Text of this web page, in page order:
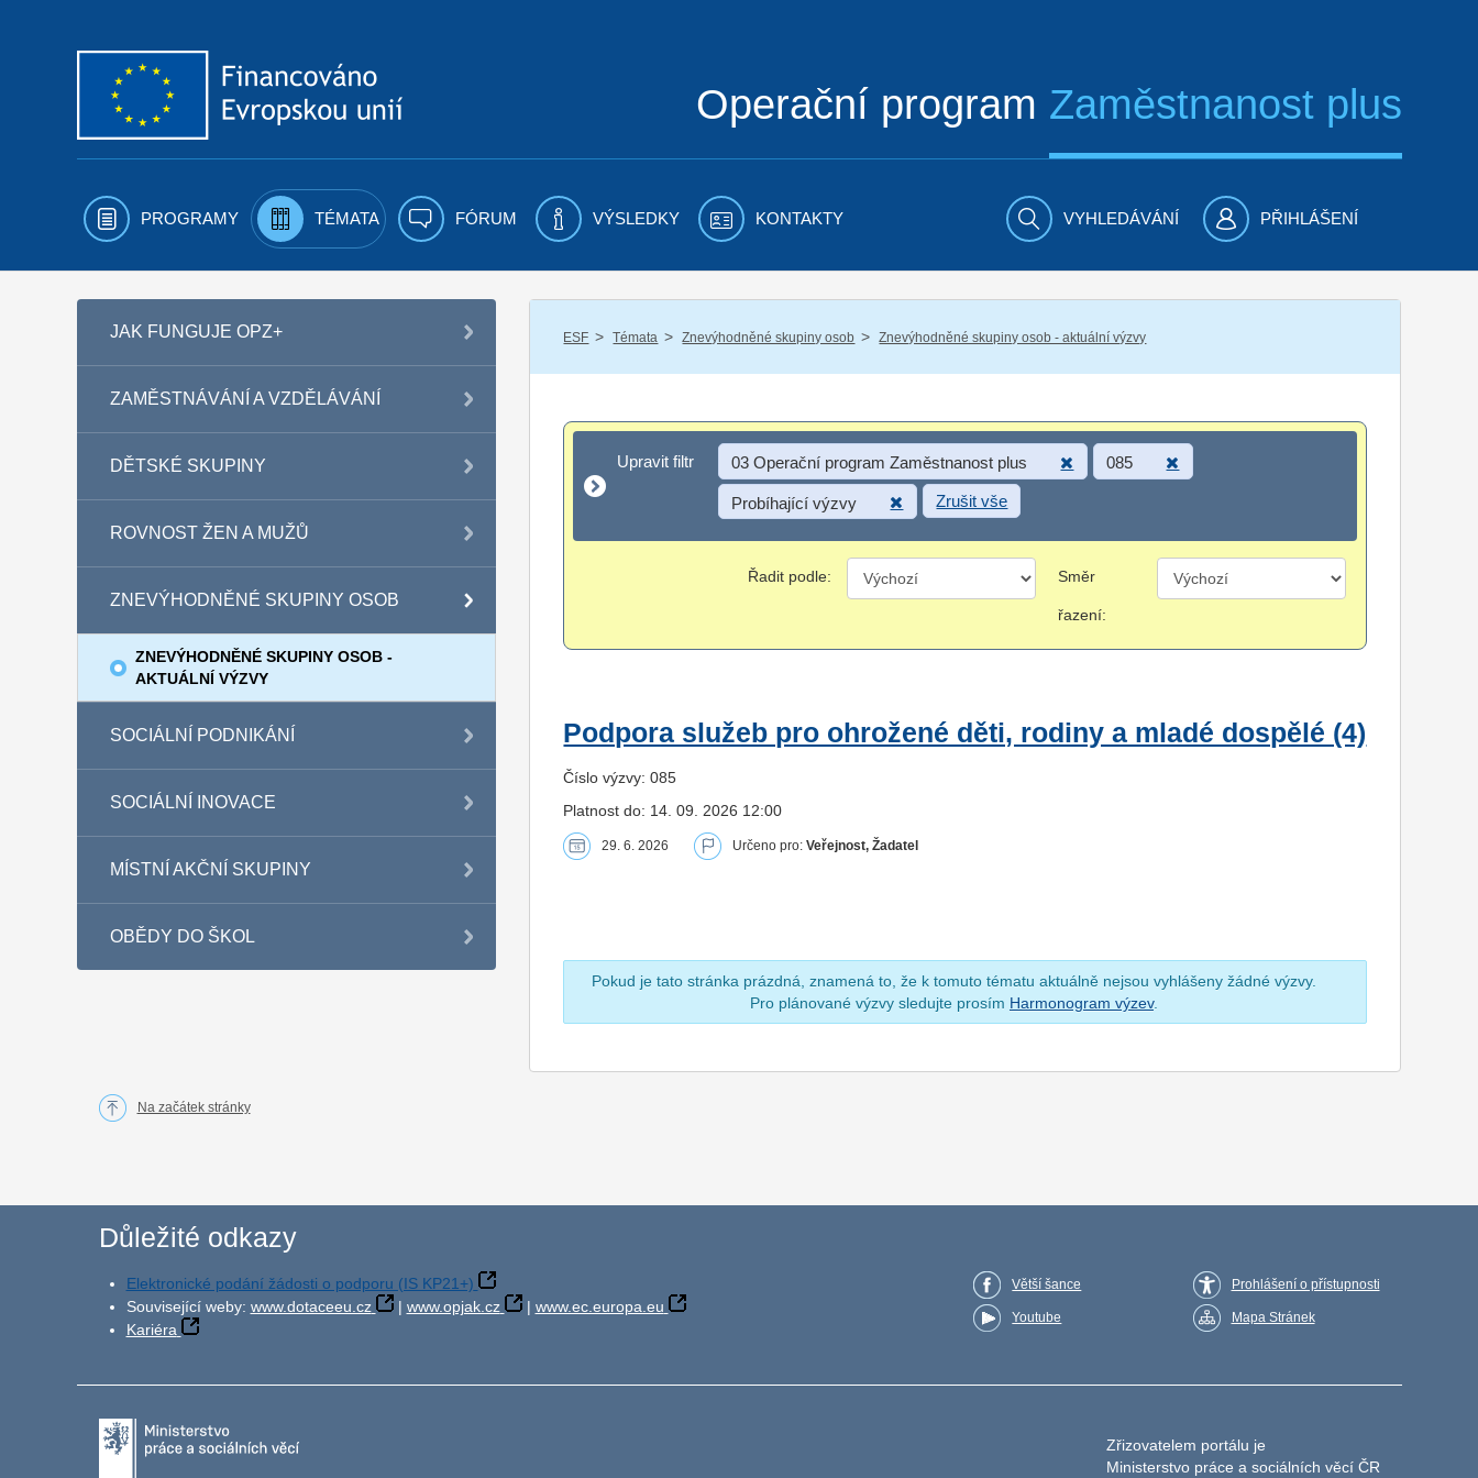
Operační program Zaměstnanost plus
PROGRAMY TÉMATA FÓRUM VÝSLEDKY KONTAKTY VYHLEDÁVÁNÍ PŘIHLÁŠENÍ
JAK FUNGUJE OPZ+
ZAMĚSTNÁVÁNÍ A VZDĚLÁVÁNÍ
DĚTSKÉ SKUPINY
ROVNOST ŽEN A MUŽŮ
ZNEVÝHODNĚNÉ SKUPINY OSOB
ZNEVÝHODNĚNÉ SKUPINY OSOB -
AKTUÁLNÍ VÝZVY
SOCIÁLNÍ PODNIKÁNÍ
SOCIÁLNÍ INOVACE
MÍSTNÍ AKČNÍ SKUPINY
OBĚDY DO ŠKOL
ESF / Témata / Znevýhodněné skupiny osob / Znevýhodněné skupiny osob - aktuální výzvy
Upravit filtr
Upravit filtr 03 Operační program Zaměstnanost plus 085
Probíhající výzvy Zrušit vše
Řadit podle: Směr
řazení:
Podpora služeb pro ohrožené děti, rodiny a mladé dospělé (4)
Číslo výzvy: 085
Platnost do: 14. 09. 2026 12:00
29. 6. 2026 Určeno pro:Veřejnost, Žadatel
Pokud je tato stránka prázdná, znamená to, že k tomuto tématu aktuálně nejsou vyhlášeny žádné výzvy.
Pro plánované výzvy sledujte prosím Harmonogram výzev.
Na začátek stránky
Důležité odkazy
Elektronické podání žádosti o podporu (IS KP21+)
Související weby: www.dotaceeu.cz | www.opjak.cz | www.ec.europa.eu
Kariéra
Větší šance
Youtube
Prohlášení o přístupnosti
Mapa Stránek
Zřizovatelem portálu je
Ministerstvo práce a sociálních věcí ČR